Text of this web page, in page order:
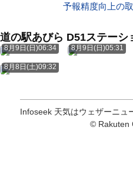
予報精度向上の
道の駅あびら D51ステー
8月9日(日)06:34 8月9日(日)05:31
8月8日(土)09:32
Infoseek 天気はウェザーニュ
© Rakuten